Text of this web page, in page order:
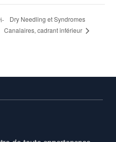
Dry Needling et Syndromes
Canalaires, cadrant inférieur